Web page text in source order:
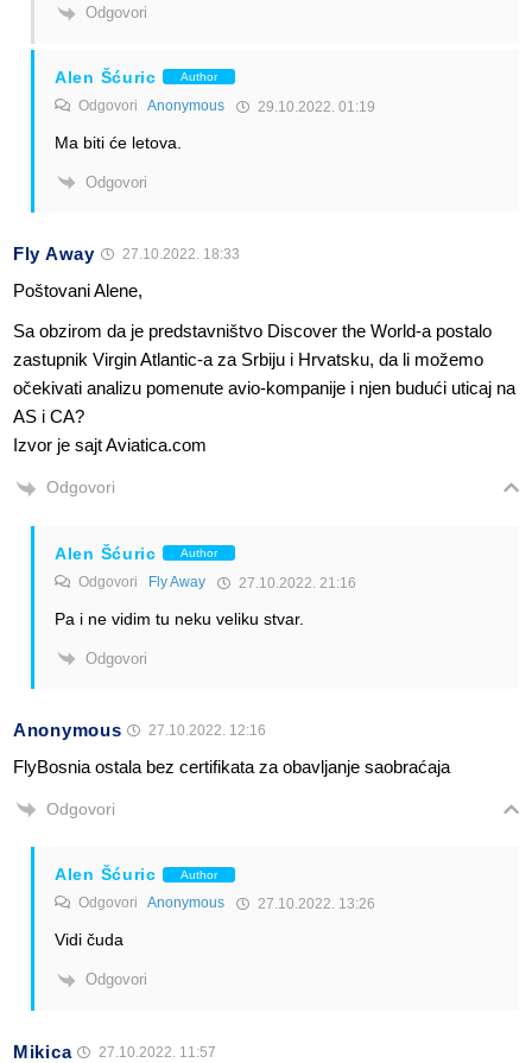
Odgovori
Alen Šćuric Author
Odgovori Anonymous 29.10.2022. 01:19
Ma biti će letova.
Odgovori
Fly Away 27.10.2022. 18:33
Poštovani Alene,
Sa obzirom da je predstavništvo Discover the World-a postalo
zastupnik Virgin Atlantic-a za Srbiju i Hrvatsku, da li možemo
očekivati analizu pomenute avio-kompanije i njen budući uticaj na
AS i CA?
Izvor je sajt Aviatica.com
Odgovori
Alen Šćuric Author
Odgovori Fly Away 27.10.2022. 21:16
Pa i ne vidim tu neku veliku stvar.
Odgovori
Anonymous 27.10.2022. 12:16
FlyBosnia ostala bez certifikata za obavljanje saobraćaja
Odgovori
Alen Šćuric Author
Odgovori Anonymous 27.10.2022. 13:26
Vidi čuda
Odgovori
Mikica 27.10.2022. 11:57